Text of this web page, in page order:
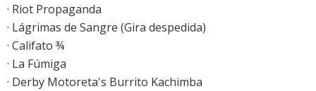
· Riot Propaganda
· Lágrimas de Sangre (Gira despedida)
· Califato ¾
· La Fúmiga
· Derby Motoreta's Burrito Kachimba